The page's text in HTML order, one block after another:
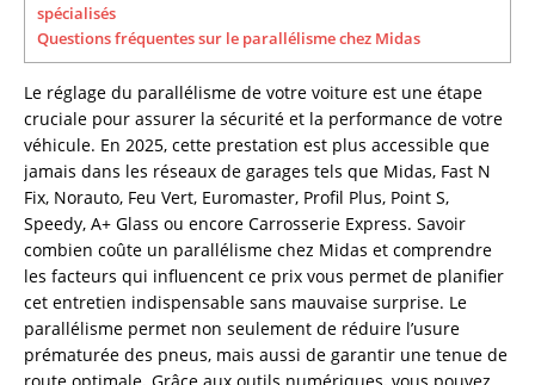
spécialisés
Questions fréquentes sur le parallélisme chez Midas
Le réglage du parallélisme de votre voiture est une étape
cruciale pour assurer la sécurité et la performance de votre
véhicule. En 2025, cette prestation est plus accessible que
jamais dans les réseaux de garages tels que Midas, Fast N
Fix, Norauto, Feu Vert, Euromaster, Profil Plus, Point S,
Speedy, A+ Glass ou encore Carrosserie Express. Savoir
combien coûte un parallélisme chez Midas et comprendre
les facteurs qui influencent ce prix vous permet de planifier
cet entretien indispensable sans mauvaise surprise. Le
parallélisme permet non seulement de réduire l’usure
prématurée des pneus, mais aussi de garantir une tenue de